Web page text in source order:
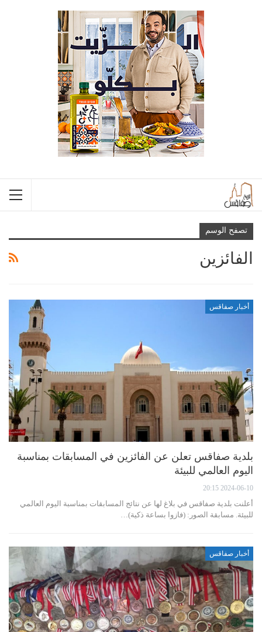
تصفح الوسم
الفائزين
أخبار صفاقس
بلدية صفاقس تعلن عن الفائزين في المسابقات بمناسبة
اليوم العالمي للبيئة
2024-06-10 20:15
أعلنت بلدية صفاقس في بلاغ لها عن نتائج المسابقات بمناسبة اليوم العالمي
للبيئة. مسابقة الصور: (فازوا بساعة ذكية)…
أخبار صفاقس